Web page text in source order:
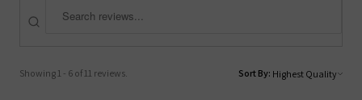
Showing 1 - 6 of 11 reviews. Sort By: